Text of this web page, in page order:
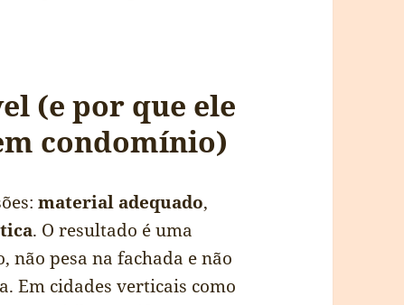
(e por que ele
condomínio)
material adequado,
. O resultado é uma
não pesa na fachada e não
Em cidades verticais como